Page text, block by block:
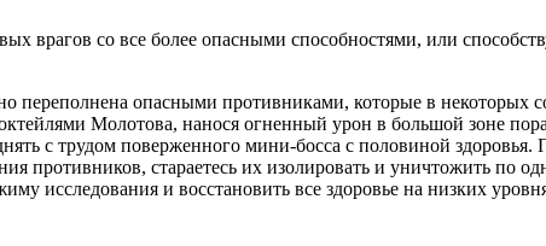
врагов со все более опасными способностями, или
переполнена опасными противниками, которые в некоторых
Молотова, нанося огненный урон в большой зоне
с трудом поверженного мини-босса с половиной
противников, стараетесь их изолировать и уничтожить по
исследования и восстановить все здоровье на низких